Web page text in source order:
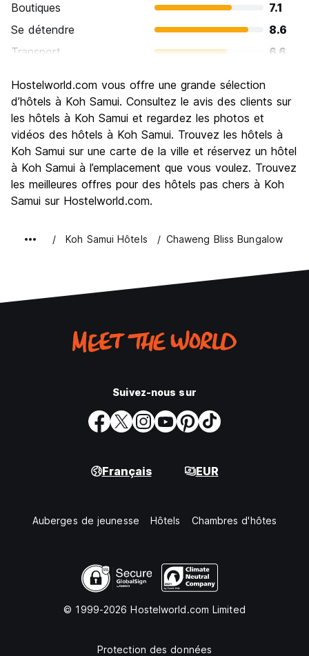
Boutiques
7.1
Se détendre
8.6
Transport
6.6
Culture
6.5
Sortir le soir / faire la fête
Bonnes affaires
7.1
Hostelworld.com vous offre une grande sélection
d’hôtels à Koh Samui. Consultez le avis des clients sur
les hôtels à Koh Samui et regardez les photos et
vidéos des hôtels à Koh Samui. Trouvez les hôtels à
Koh Samui sur une carte de la ville et réservez un hôtel
à Koh Samui à l’emplacement que vous voulez. Trouvez
les meilleures offres pour des hôtels pas chers à Koh
Samui sur Hostelworld.com.
Koh Samui Hôtels Chaweng Bliss Bungalow
Suivez-nous sur
Français EUR
Auberges de jeunesse Hôtels Chambres d'hôtes
© 1999-2026 Hostelworld.com Limited
Protection des données